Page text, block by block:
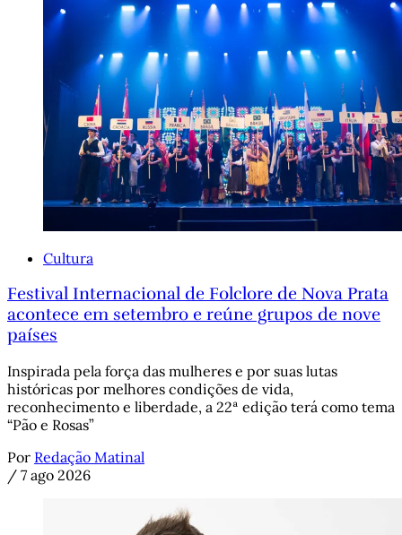
Cultura
Festival Internacional de Folclore de Nova Prata
acontece em setembro e reúne grupos de nove
países
Inspirada pela força das mulheres e por suas lutas
históricas por melhores condições de vida,
reconhecimento e liberdade, a 22ª edição terá como tema
“Pão e Rosas”
Por Redação Matinal
/ 7 ago 2026